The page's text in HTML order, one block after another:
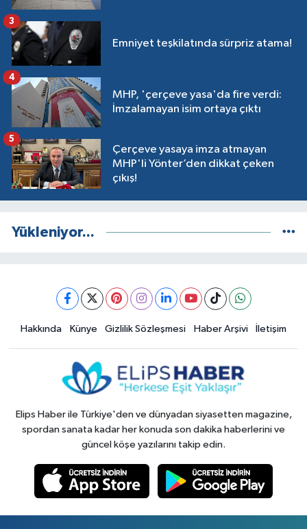
Emniyet teşkilatında sürpriz atama!
3
MHP, 'çerçeve yasa'da fire verdi:
İmzalamayan isim ortaya çıktı
4
Çerçeve yasaya imza atmayan
MHP'li Yönter’den dikkat çeken
çıkış!
5
Yükleniyor...
Hakkında Künye Gizlilik Sözleşmesi Haber Arşivi İletişim
Elips Haber ile Türkiye'den ve dünyadan siyasetten magazine,
spordan sanata kadar her konuda son dakika haberlerini ve
güncel köşe yazılarını takip edin.